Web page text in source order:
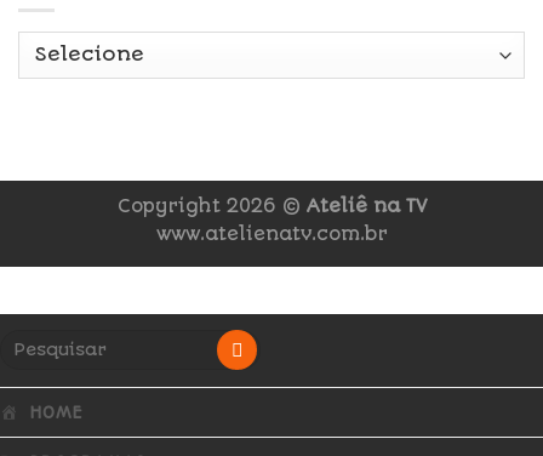
Copyright 2026 © Ateliê na TV
www.atelienatv.com.br
HOME